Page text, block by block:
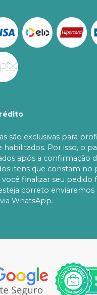
são exclusivas para
habilitados. Por isso, o
após a confirmação
itens que constam no
finalizar seu pedido
correto enviaremos
WhatsApp.